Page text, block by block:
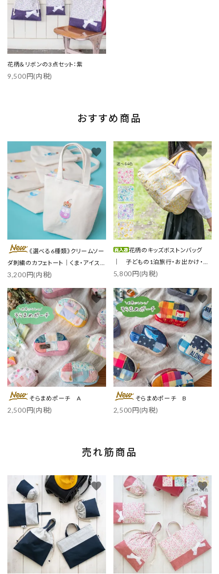
花柄＆リボンの3点セット：紫
9,500円(内税)
おすすめ商品
《選べる6種類》クリームソー
ダ刺繍のカフェトート｜くま・アイス
／各3色
3,200円(内税)
favorite
花柄のキッズボストンバッグ
｜ 子どもの1泊旅行・お出かけ・ス
ポーツに
5,800円(内税)
favorite
そらまめポーチ A
2,500円(内税)
favorite
そらまめポーチ B
2,500円(内税)
favorite
売れ筋商品
favorite favorite